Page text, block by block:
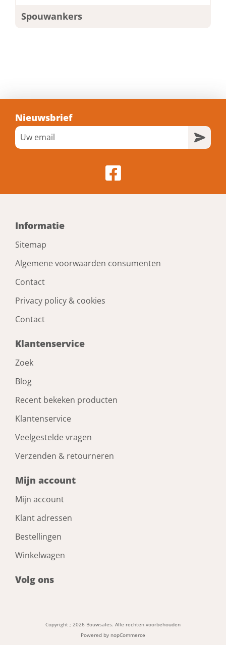
Spouwankers
Nieuwsbrief
Informatie
Sitemap
Algemene voorwaarden consumenten
Contact
Privacy policy & cookies
Contact
Klantenservice
Zoek
Blog
Recent bekeken producten
Klantenservice
Veelgestelde vragen
Verzenden & retourneren
Mijn account
Mijn account
Klant adressen
Bestellingen
Winkelwagen
Volg ons
Copyright ; 2026 Bouwsales. Alle rechten voorbehouden
Powered by nopCommerce